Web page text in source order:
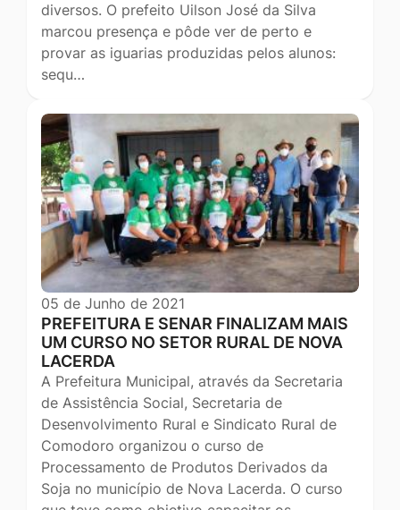
diversos. O prefeito Uilson José da Silva
marcou presença e pôde ver de perto e
provar as iguarias produzidas pelos alunos:
sequ…
05 de Junho de 2021
PREFEITURA E SENAR FINALIZAM MAIS
UM CURSO NO SETOR RURAL DE NOVA
LACERDA
A Prefeitura Municipal, através da Secretaria
de Assistência Social, Secretaria de
Desenvolvimento Rural e Sindicato Rural de
Comodoro organizou o curso de
Processamento de Produtos Derivados da
Soja no município de Nova Lacerda. O curso